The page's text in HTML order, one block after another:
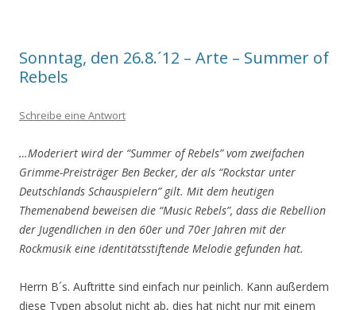
Sonntag, den 26.8.´12 – Arte – Summer of
Rebels
Schreibe eine Antwort
…Moderiert wird der “Summer of Rebels” vom zweifachen
Grimme-Preisträger Ben Becker, der als “Rockstar unter
Deutschlands Schauspielern” gilt. Mit dem heutigen
Themenabend beweisen die “Music Rebels”, dass die Rebellion
der Jugendlichen in den 60er und 70er Jahren mit der
Rockmusik eine identitätsstiftende Melodie gefunden hat.
Herrn B´s. Auftritte sind einfach nur peinlich. Kann außerdem
diese Typen absolut nicht ab, dies hat nicht nur mit einem